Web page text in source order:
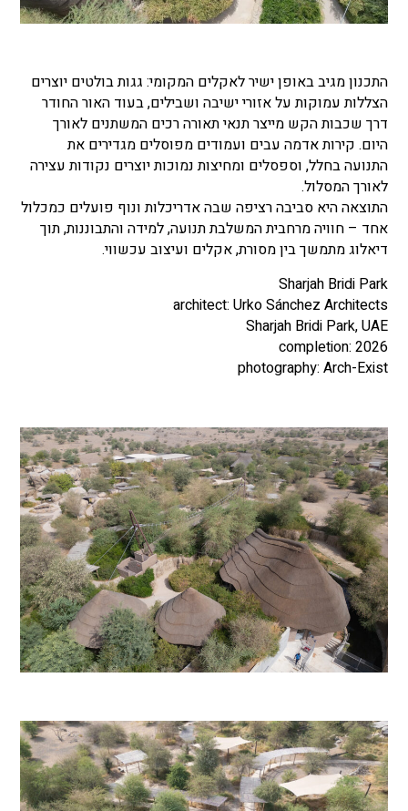
התכנון מגיב באופן ישיר לאקלים המקומי: גגות בולטים יוצרים
הצללות עמוקות על אזורי ישיבה ושבילים, בעוד האור החודר
דרך שכבות הקש מייצר תנאי תאורה רכים המשתנים לאורך
היום. קירות אדמה עבים ועמודים מפוסלים מגדירים את
התנועה בחלל, וספסלים ומחיצות נמוכות יוצרים נקודות עצירה
לאורך המסלול.
התוצאה היא סביבה רציפה שבה אדריכלות ונוף פועלים כמכלול
אחד – חוויה מרחבית המשלבת תנועה, למידה והתבוננות, תוך
דיאלוג מתמשך בין מסורת, אקלים ועיצוב עכשווי.
Sharjah Bridi Park
architect: Urko Sánchez Architects
Sharjah Bridi Park, UAE
completion: 2026
photography: Arch-Exist